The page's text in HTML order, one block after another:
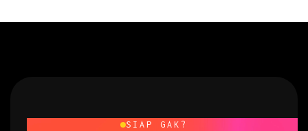
SIAP GAK?